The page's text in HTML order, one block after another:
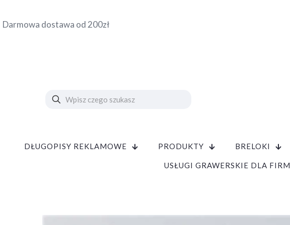
Darmowa dostawa od 200zł
DŁUGOPISY REKLAMOWE PRODUKTY BRELOKI
USŁUGI GRAWERSKIE DLA FIRM